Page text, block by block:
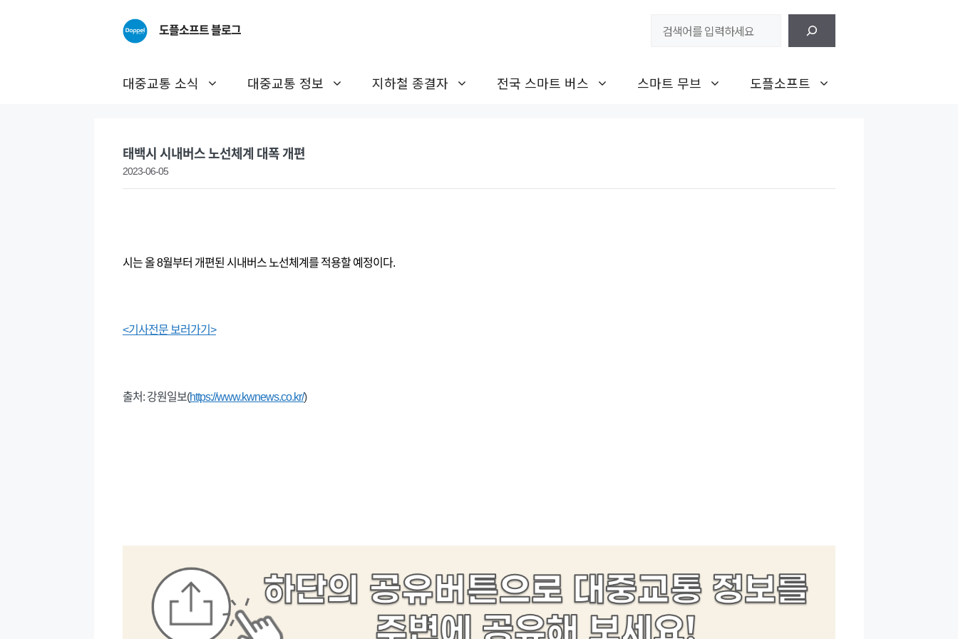
도플소프트 블로그
대중교통 소식 대중교통 정보 지하철 종결자 전국 스마트 버스 스마트 무브 도플소프트
태백시 시내버스 노선체계 대폭 개편
2023-06-05
시는 올 8월부터 개편된 시내버스 노선체계를 적용할 예정이다.
<기사전문 보러가기>
출처: 강원일보(https://www.kwnews.co.kr/)